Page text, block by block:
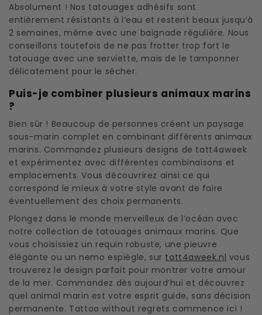
Absolument ! Nos tatouages adhésifs sont
entièrement résistants à l’eau et restent beaux jusqu’à
2 semaines, même avec une baignade régulière. Nous
conseillons toutefois de ne pas frotter trop fort le
tatouage avec une serviette, mais de le tamponner
délicatement pour le sécher.
Puis-je combiner plusieurs animaux marins
?
Bien sûr ! Beaucoup de personnes créent un paysage
sous-marin complet en combinant différents animaux
marins. Commandez plusieurs designs de tatt4aweek
et expérimentez avec différentes combinaisons et
emplacements. Vous découvrirez ainsi ce qui
correspond le mieux à votre style avant de faire
éventuellement des choix permanents.
Plongez dans le monde merveilleux de l’océan avec
notre collection de tatouages animaux marins. Que
vous choisissiez un requin robuste, une pieuvre
élégante ou un nemo espiègle, sur tatt4aweek.nl vous
trouverez le design parfait pour montrer votre amour
de la mer. Commandez dès aujourd’hui et découvrez
quel animal marin est votre esprit guide, sans décision
permanente. Tattoo without regrets commence ici !